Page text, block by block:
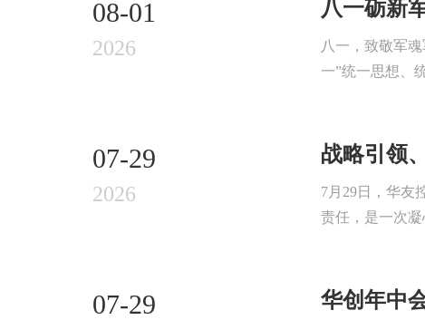
08-01
2026
八一砺新
八一，致敬军
一”统一思想、
07-29
2026
战略引领
7月29日，华友
责任，是一次凝
07-29 华创年中